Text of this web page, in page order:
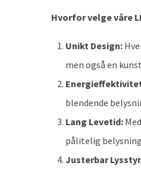
Hvorfor velge våre
Unikt Design:
men også en
blendende
Lang Levetid:
pålitelig
Justerbar